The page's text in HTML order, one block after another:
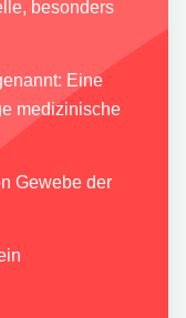
besonders
Eine
medizinische
Gewebe der